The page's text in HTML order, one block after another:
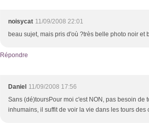
noisycat 11/09/2008 22:01
beau sujet, mais pris d'où ?très belle photo noir et
Répondre
Daniel 11/09/2008 17:56
Sans (dé)toursPour moi c'est NON, pas besoin
inhumains, il suffit de voir la vie dans les tours des